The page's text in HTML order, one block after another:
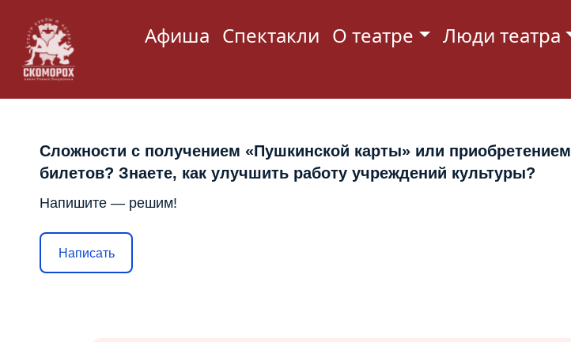
Афиша Спектакли О театре Люди театра
Сложности с получением «Пушкинской карты» или приобретением
билетов? Знаете, как улучшить работу учреждений культуры?
Напишите — решим!
Написать